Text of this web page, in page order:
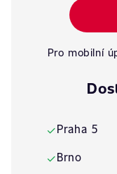
Pro mobilní
✓Praha 5
✓Brno